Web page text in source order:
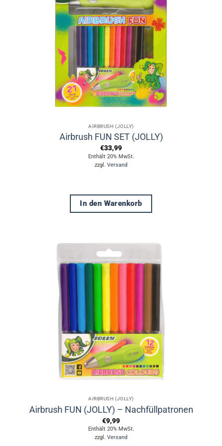
AIRBRUSH (JOLLY)
Airbrush FUN SET (JOLLY)
€33,99
Enthält 20% MwSt.
zzgl. Versand
In den Warenkorb
AIRBRUSH (JOLLY)
Airbrush FUN (JOLLY) – Nachfüllpatronen
€9,99
Enthält 20% MwSt.
zzgl. Versand